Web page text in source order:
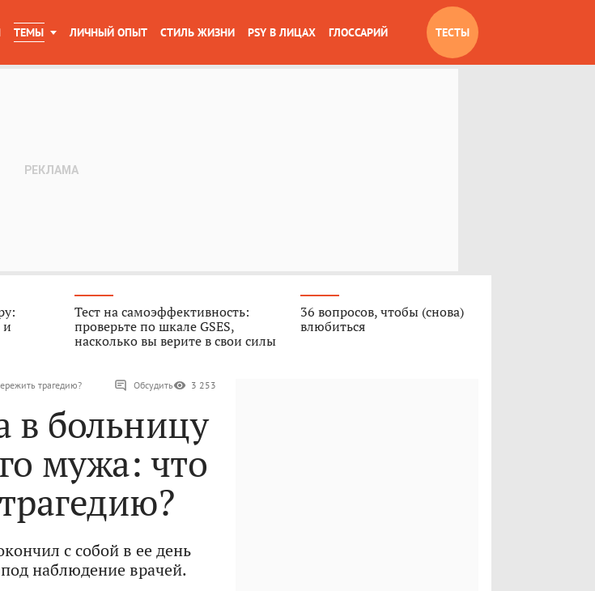
ТЕМЫ ЛИЧНЫЙ ОПЫТ СТИЛЬ ЖИЗНИ PSY В ЛИЦАХ ГЛОССАРИЙ ТЕСТЫ
и
Тест на самоэффективность:
проверьте по шкале GSES,
насколько вы верите в свои силы
36 вопросов, чтобы (снова)
влюбиться
трагедию? Обсудить 3 253
в больницу
мужа: что
с собой в ее день
наблюдение врачей.